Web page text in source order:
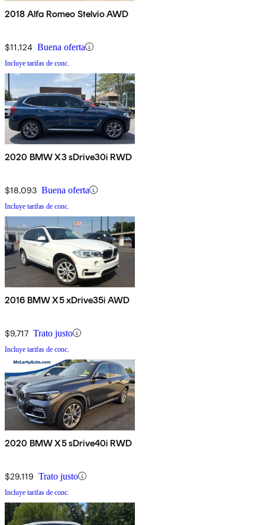
2018 Alfa Romeo Stelvio AWD
$11,124 Buena oferta
Incluye tarifas de conc.
2020 BMW X3 sDrive30i RWD
$18,093 Buena oferta
Incluye tarifas de conc.
2016 BMW X5 xDrive35i AWD
$9,717 Trato justo
Incluye tarifas de conc.
2020 BMW X5 sDrive40i RWD
$29,119 Trato justo
Incluye tarifas de conc.